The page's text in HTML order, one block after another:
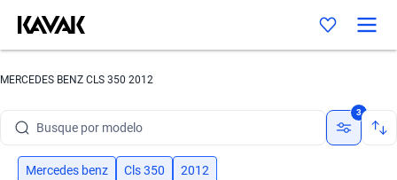
MERCEDES BENZ CLS 350 2012
Busque por modelo
Busque por versão
3
Mercedes benz Cls 350 2012